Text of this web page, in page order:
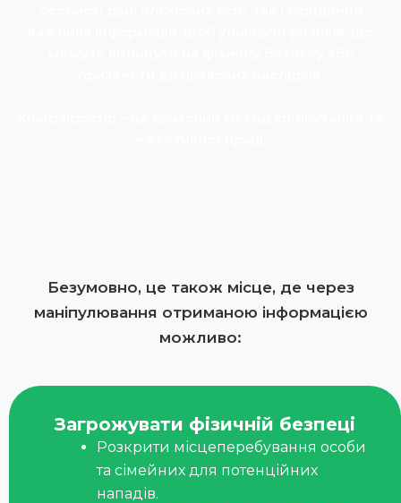
Безумовно, це також місце, де через
маніпулювання отриманою інформацією
можливо:
Загрожувати фізичній безпеці
Розкрити місцеперебування особи
та сімейних для потенційних
нападів.